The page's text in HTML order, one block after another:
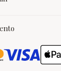
bancario